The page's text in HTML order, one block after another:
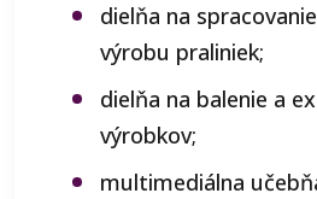
dielňa na
výrobu praliniek;
dielňa na balenie a
výrobkov;
multimediálna